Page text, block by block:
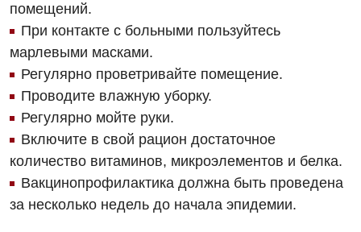
помещений.
При контакте с больными пользуйтесь
марлевыми масками.
Регулярно проветривайте помещение.
Проводите влажную уборку.
Регулярно мойте руки.
Включите в свой рацион достаточное
количество витаминов, микроэлементов и белка.
Вакцинопрофилактика должна быть проведена
за несколько недель до начала эпидемии.